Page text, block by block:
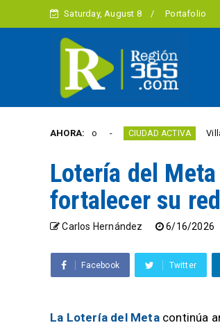
Saturday, August 8 Portafolio
AHORA:CIUDAD ACTIVA Villa Julia
Lotería del
fortalecer su
Carlos Hernández 6/16/2026
Facebook Twitter
La Lotería del Metacontinúa